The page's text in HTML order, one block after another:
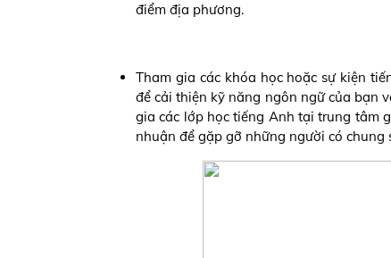
điểm địa phương.
Tham gia các khóa học hoặc sự kiện
để cải thiện kỹ năng ngôn ngữ của bạn
gia các lớp học tiếng Anh tại trung tâm
nhuận để gặp gỡ những người có